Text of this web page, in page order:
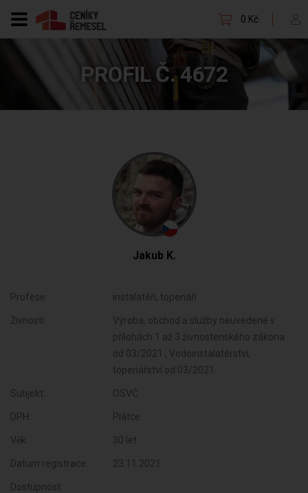
0 Kč
PROFIL Č. 4672
Jakub K.
Profese: instalatéři, topenáři
Živnosti:
Výroba, obchod a služby neuvedené v
přílohách 1 až 3 živnostenského zákona
od 03/2021 , Vodoinstalatérství,
topenářství od 03/2021
Subjekt: OSVČ
DPH: Plátce
Věk: 30 let
Datum registrace: 23.11.2021
Dostupnost: